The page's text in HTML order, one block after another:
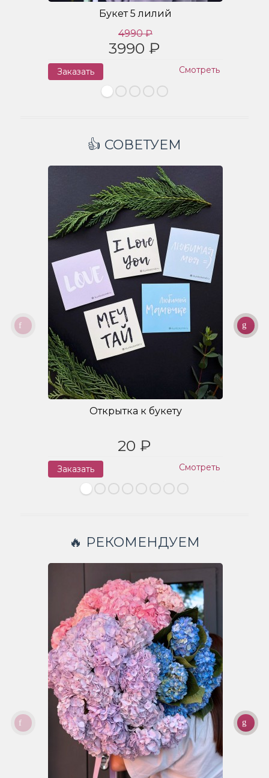
Букет 5 лилий
4990 ₽
3990 ₽
Заказать Смотреть
👍 СОВЕТУЕМ
Открытка к букету
20 ₽
Заказать Смотреть
🔥 РЕКОМЕНДУЕМ